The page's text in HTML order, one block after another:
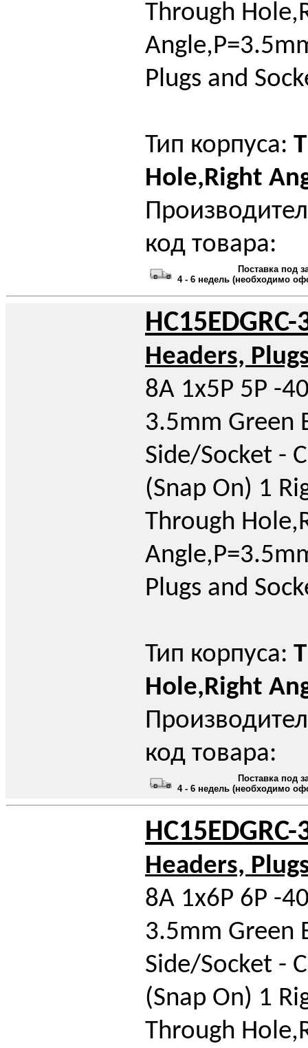
Through
Plugs and
Тип корпуса:
Hole,Right
код товара:
Поставка под
4 - 6 недель (необходимо
Headers,
8A 1x5P 5P -
3.5mm Green
Side/Socket -
(Snap On) 1
Through
Plugs and
Тип корпуса:
Hole,Right
код товара:
Поставка под
4 - 6 недель (необходимо
Headers,
8A 1x6P 6P -
3.5mm Green
Side/Socket -
(Snap On) 1
Through